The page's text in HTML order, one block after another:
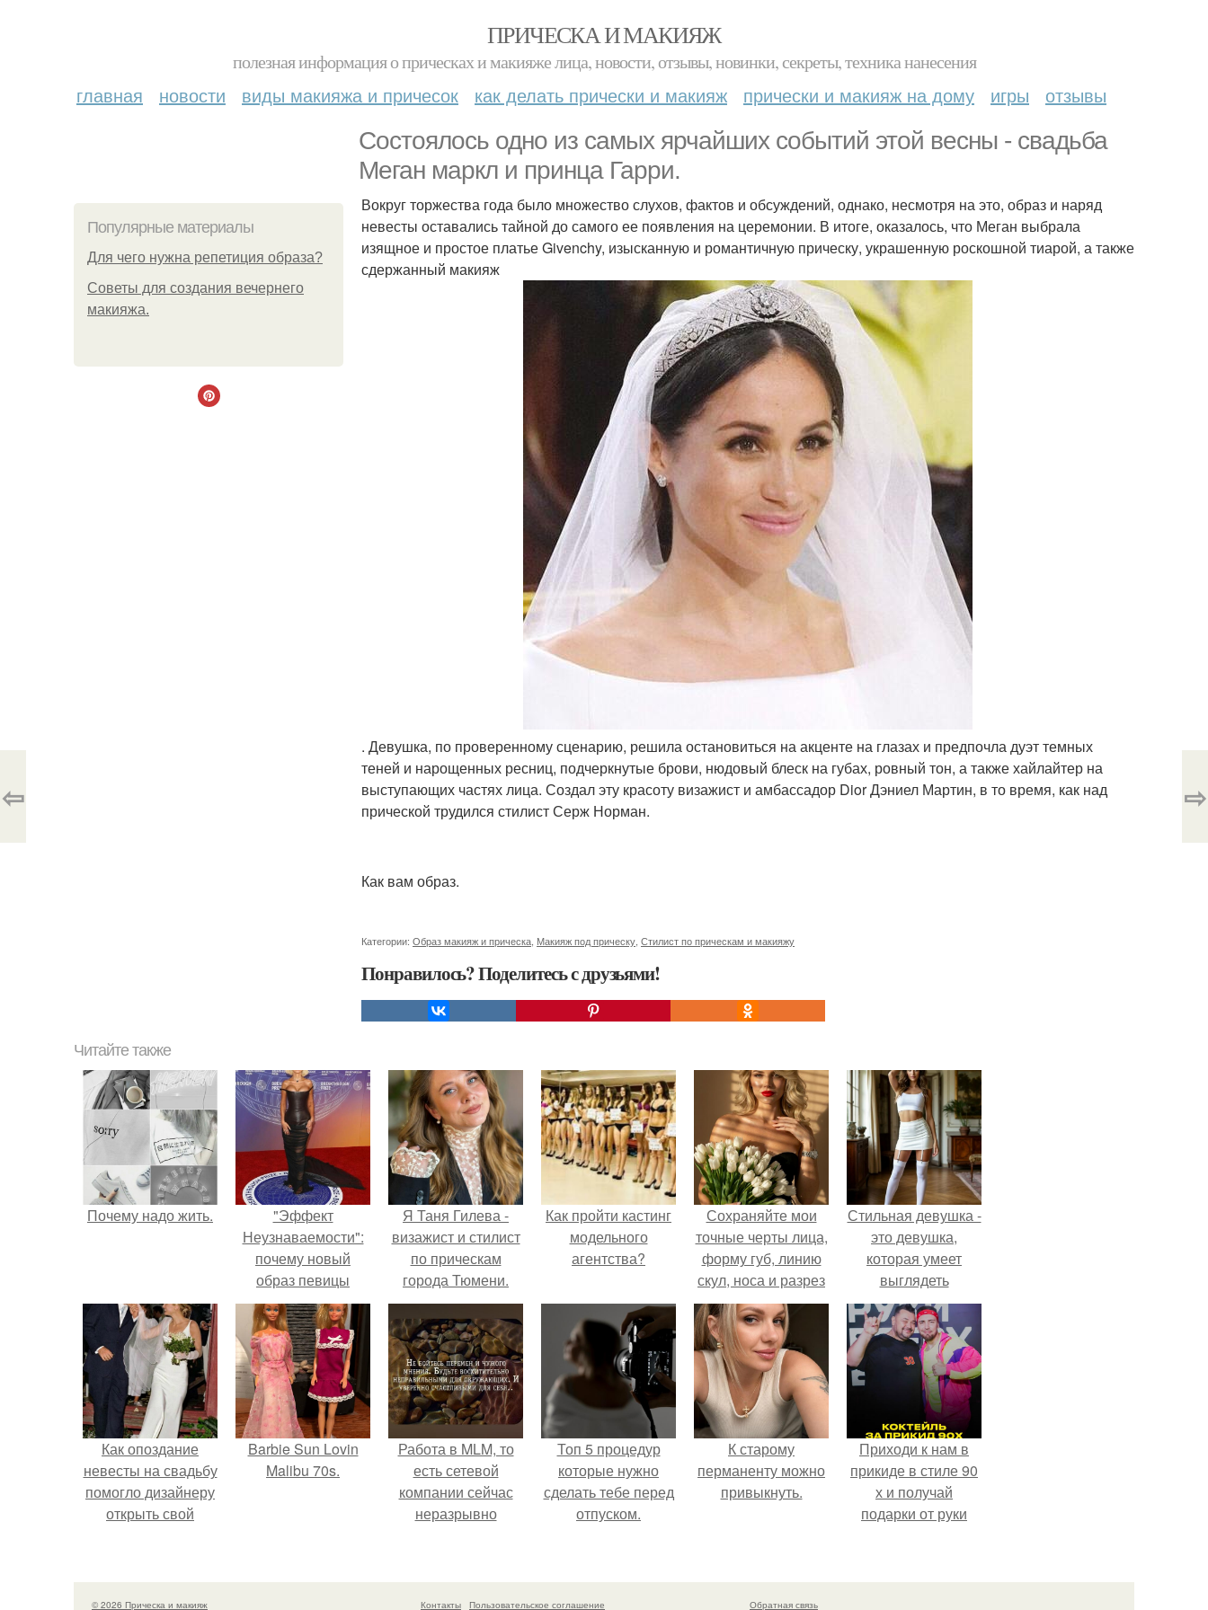
ПРИЧЕСКА И МАКИЯЖ
полезная информация о прическах и макияже лица, новости, отзывы, новинки, секреты, техника нанесения
главная новости виды макияжа и причесок как делать прически и макияж прически и макияж на дому игры отзывы
Состоялось одно из самых ярчайших событий этой весны - свадьба
Меган маркл и принца Гарри.
Популярные материалы
Для чего нужна репетиция образа?
Советы для создания вечернего
макияжа.
Вокруг торжества года было множество слухов, фактов и обсуждений, однако, несмотря на это, образ и наряд
невесты оставались тайной до самого ее появления на церемонии. В итоге, оказалось, что Меган выбрала
изящное и простое платье Givenchy, изысканную и романтичную прическу, украшенную роскошной тиарой, а также
сдержанный макияж
. Девушка, по проверенному сценарию, решила остановиться на акценте на глазах и предпочла дуэт темных
теней и нарощенных ресниц, подчеркнутые брови, нюдовый блеск на губах, ровный тон, а также хайлайтер на
выступающих частях лица. Создал эту красоту визажист и амбассадор Dior Дэниел Мартин, в то время, как над
прической трудился стилист Серж Норман.
Как вам образ.
Категории: Образ макияж и прическа Макияж под прическу Стилист по прическам и макияжу
Понравилось? Поделитесь с друзьями!
⇦ ⇨
Читайте также
Почему надо жить.
"Эффект
Неузнаваемости":
почему новый
образ певицы
вызвал споры о
гранях
возможного?
Я Таня Гилева -
визажист и стилист
по прическам
города Тюмени.
Как пройти кастинг
модельного
агентства?
Сохраняйте мои
точные черты лица,
форму губ, линию
скул, носа и разрез
глаз.
Стильная девушка -
это девушка,
которая умеет
выглядеть
привлекательно и
элегантно в любои
ситуации.
Как опоздание
невесты на свадьбу
помогло дизайнеру
открыть свой
Barbie Sun Lovin
Malibu 70s.
Работа в MLM, то
есть сетевой
компании сейчас
неразрывно
своей страницы в
соц сетях.
Топ 5 процедур
которые нужно
сделать тебе перед
отпуском.
К старому
перманенту можно
привыкнуть.
Приходи к нам в
прикиде в стиле 90
х и получай
подарки от руки
© 2026 Прическа и макияж Контакты Пользовательское соглашение Обратная связь